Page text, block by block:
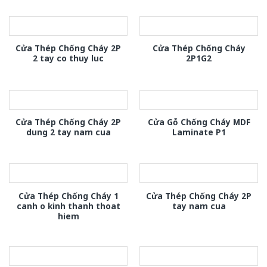
Cửa Thép Chống Cháy 2P
2 tay co thuy luc
Cửa Thép Chống Cháy
2P1G2
Cửa Thép Chống Cháy 2P
dung 2 tay nam cua
Cửa Gỗ Chống Cháy MDF
Laminate P1
Cửa Thép Chống Cháy 1
canh o kinh thanh thoat
hiem
Cửa Thép Chống Cháy 2P
tay nam cua